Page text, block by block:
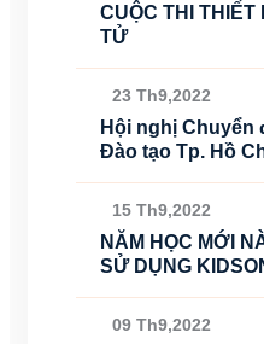
CUỘC THI THIẾT
TỬ
23 Th9,2022
Hội nghị Chuyển
Đào tạo Tp. Hồ
15 Th9,2022
NĂM HỌC MỚI
SỬ DỤNG
09 Th9,2022